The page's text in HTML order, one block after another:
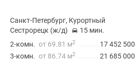
Санкт-Петербург, Курортный
Сестрорецк (ж/д)
15 мин.
17 452 500
2-комн. от 69.81 м2
21 685 000
3-комн. от 86.74 м2